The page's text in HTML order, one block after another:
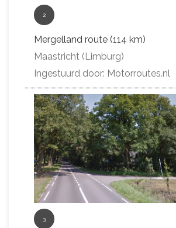
2
Mergelland route (114 km)
Maastricht (Limburg)
Ingestuurd door: Motorroutes.nl
3